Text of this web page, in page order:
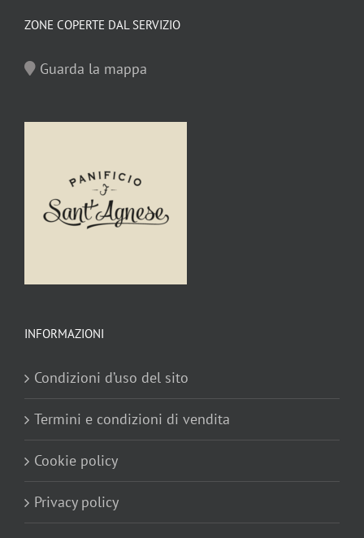
ZONE COPERTE DAL SERVIZIO
Guarda la mappa
INFORMAZIONI
Condizioni d’uso del sito
Termini e condizioni di vendita
Cookie policy
Privacy policy